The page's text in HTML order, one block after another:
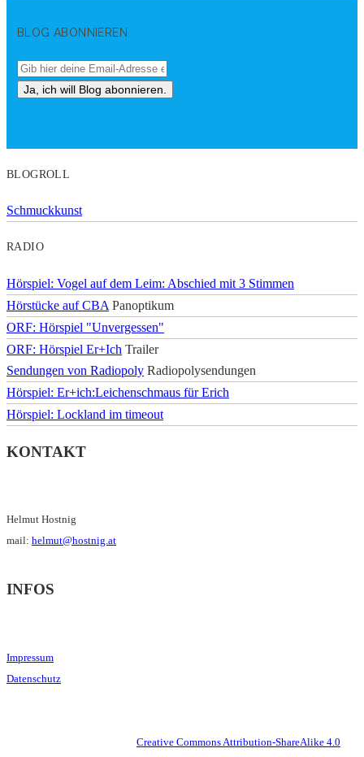
BLOG ABONNIEREN
BLOGROLL
Schmuckkunst
RADIO
Hörspiel: Vogel auf dem Leim: Abschied mit 3 Stimmen
Hörstücke auf CBA Panoptikum
ORF: Hörspiel "Unvergessen"
ORF: Hörspiel Er+Ich Trailer
Sendungen von Radiopoly Radiopolysendungen
Hörspiel: Er+ich:Leichenschmaus für Erich
Hörspiel: Lockland im timeout
KONTAKT
Helmut Hostnig
mail: helmut@hostnig.at
INFOS
Impressum
Datenschutz
Creative Commons Attribution-ShareAlike 4.0